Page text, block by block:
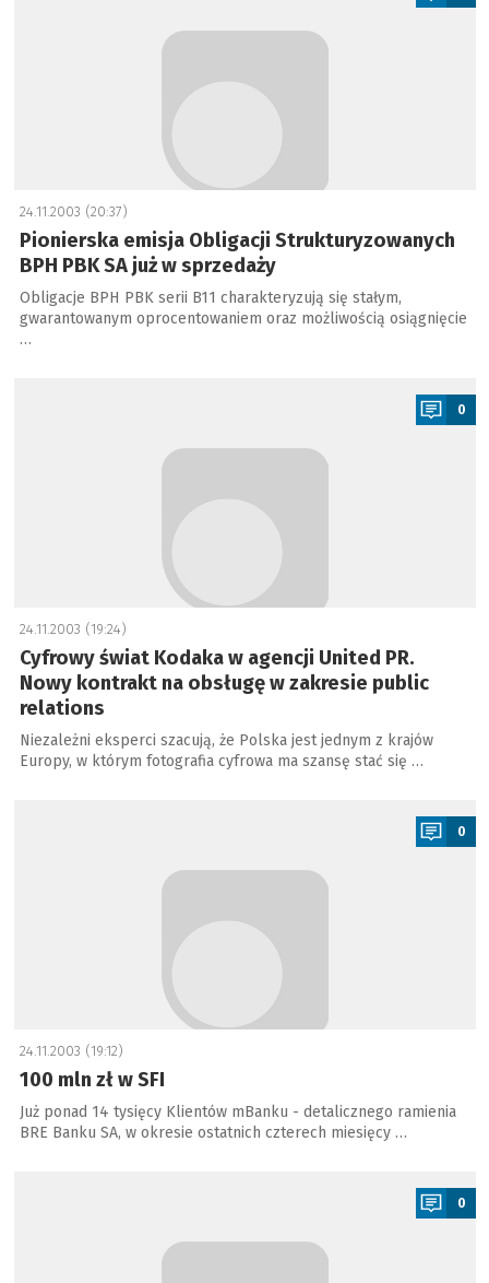
24.11.2003 (20:37)
Pionierska emisja Obligacji Strukturyzowanych
BPH PBK SA już w sprzedaży
Obligacje BPH PBK serii B11 charakteryzują się stałym,
gwarantowanym oprocentowaniem oraz możliwością osiągnięcie
…
0
24.11.2003 (19:24)
Cyfrowy świat Kodaka w agencji United PR.
Nowy kontrakt na obsługę w zakresie public
relations
Niezależni eksperci szacują, że Polska jest jednym z krajów
Europy, w którym fotografia cyfrowa ma szansę stać się …
0
24.11.2003 (19:12)
100 mln zł w SFI
Już ponad 14 tysięcy Klientów mBanku - detalicznego ramienia
BRE Banku SA, w okresie ostatnich czterech miesięcy …
0